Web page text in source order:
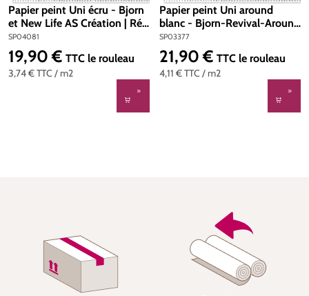
Papier peint Uni écru - Bjorn
et New Life AS Création | Réf.
SP04081
SP04081
3,74 €TTC / m2
Prix régulier :
19,90 € TTC le rouleau
Papier peint Uni around
blanc - Bjorn-Revival-Around
the world AS Création | Réf.
SP03377
SP03377
4,11 €TTC / m2
Prix régulier :
21,90 € TTC le rouleau